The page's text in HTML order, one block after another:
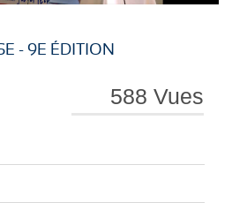
i
r
i
r
- 9E ÉDITION
588 Vues